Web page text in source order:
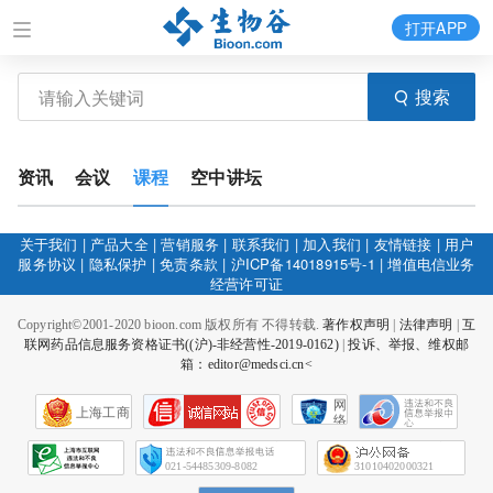
搜索
打开APP
资讯 会议 课程 空中讲坛
关于我们 | 产品大全|营销服务 | 联系我们 | 加入我们 | 友情链接 | 用户
服务协议 | 隐私保护 |免责条款 | 沪ICP备14018915号-1 |增值电信业务
经营许可证
Copyright©2001-2020 bioon.com 版权所有 不得转载.著作权声明 法律声明
互
联网药品信息服务资格证书((沪)-非经营性-2019-0162)|投诉、举报、维权邮
箱：editor@medsci.cn<
上海工商
网
络
会
征
021-54485309-8082 31010402000321